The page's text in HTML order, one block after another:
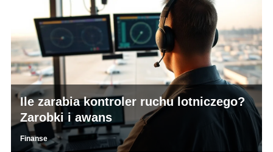
Ile zarabia kontroler ruchu lotniczego?
Zarobki i awans
Finanse